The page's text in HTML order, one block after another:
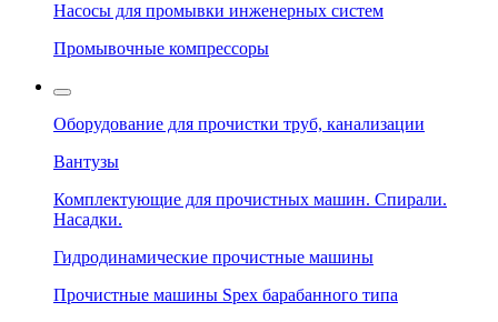
Насосы для промывки инженерных систем
Промывочные компрессоры
Оборудование для прочистки труб, канализации
Вантузы
Комплектующие для прочистных машин. Спирали.
Насадки.
Гидродинамические прочистные машины
Прочистные машины Spex барабанного типа